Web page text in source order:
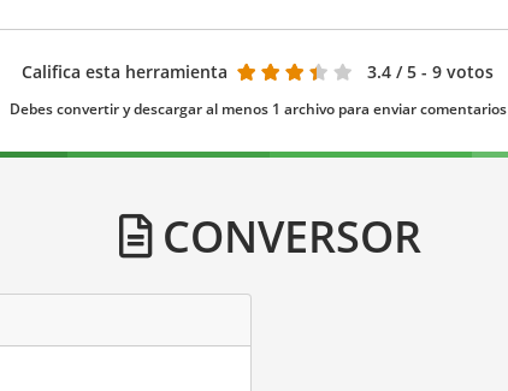
Califica esta herramienta 3.4 / 5 - 9 votos
Debes convertir y descargar al menos 1 archivo para enviar comentarios
CONVERSOR